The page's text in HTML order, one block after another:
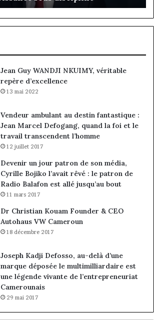
client
à
la
des
Jean Guy WANDJI NKUIMY, véritable
repère d’excellence
13 mai 2022
Vendeur ambulant au destin fantastique :
Jean Marcel Defogang, quand la foi et le
travail transcendent l’homme
12 juillet 2017
Devenir un jour patron de son média,
Cyrille Bojiko l’avait rêvé : le patron de
Radio Balafon est allé jusqu’au bout
11 mars 2017
Dr Christian Kouam Founder & CEO
Autohaus VW Cameroun
18 décembre 2017
Joseph Kadji Defosso, au-delà d’une
marque déposée le multimilliardaire est
une légende vivante de l’entrepreneuriat
Camerounais
29 mai 2017